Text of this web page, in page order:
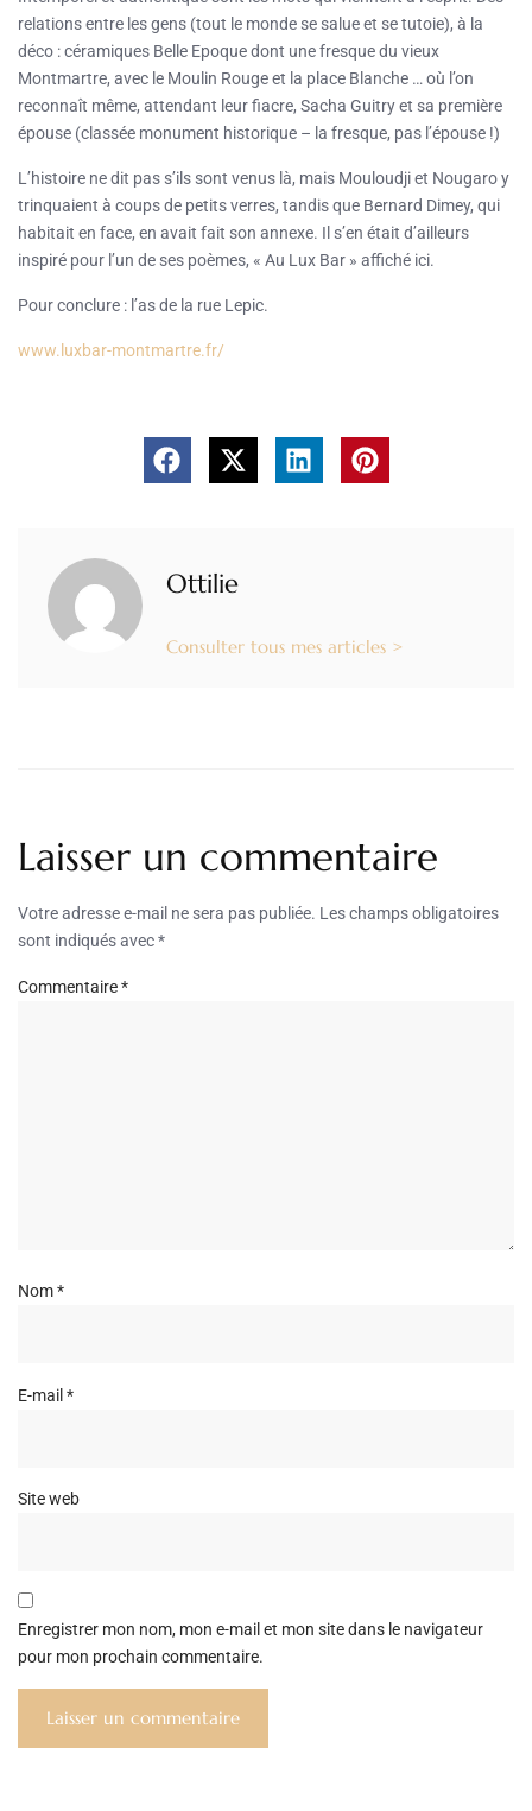
relations entre les gens (tout le monde se salue et se tutoie), à la
déco : céramiques Belle Epoque dont une fresque du vieux
Montmartre, avec le Moulin Rouge et la place Blanche … où l’on
reconnaît même, attendant leur fiacre, Sacha Guitry et sa première
épouse (classée monument historique – la fresque, pas l’épouse !)
L’histoire ne dit pas s’ils sont venus là, mais Mouloudji et Nougaro y
trinquaient à coups de petits verres, tandis que Bernard Dimey, qui
habitait en face, en avait fait son annexe. Il s’en était d’ailleurs
inspiré pour l’un de ses poèmes, « Au Lux Bar » affiché ici.
Pour conclure : l’as de la rue Lepic.
www.luxbar-montmartre.fr/
Ottilie
Consulter tous mes articles >
Laisser un commentaire
Votre adresse e-mail ne sera pas publiée. Les champs obligatoires
sont indiqués avec*
Commentaire*
Nom*
E-mail*
Site web
Enregistrer mon nom, mon e-mail et mon site dans le navigateur
pour mon prochain commentaire.